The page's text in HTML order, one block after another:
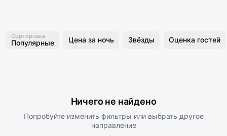
Сортировка
Популярные Цена за ночь Звёзды Оценка гостей
Ничего не найдено
Попробуйте изменить фильтры или выбрать другое
направление